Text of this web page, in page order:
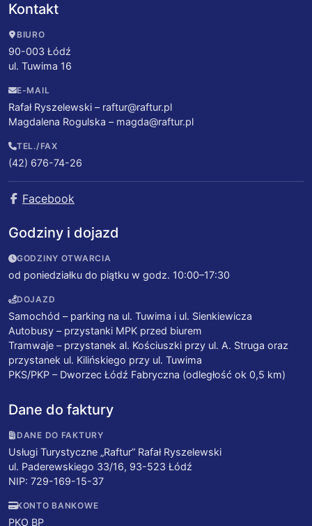
Kontakt
BIURO
90-003 Łódź
ul. Tuwima 16
E-MAIL
Rafał Ryszelewski – raftur@raftur.pl
Magdalena Rogulska – magda@raftur.pl
TEL./FAX
(42) 676-74-26
Facebook
Godziny i dojazd
GODZINY OTWARCIA
od poniedziałku do piątku w godz. 10:00–17:30
DOJAZD
Samochód – parking na ul. Tuwima i ul. Sienkiewicza
Autobusy – przystanki MPK przed biurem
Tramwaje – przystanek al. Kościuszki przy ul. A. Struga oraz
przystanek ul. Kilińskiego przy ul. Tuwima
PKS/PKP – Dworzec Łódź Fabryczna (odległość ok 0,5 km)
Dane do faktury
DANE DO FAKTURY
Usługi Turystyczne „Raftur” Rafał Ryszelewski
ul. Paderewskiego 33/16, 93-523 Łódź
NIP: 729-169-15-37
KONTO BANKOWE
PKO BP